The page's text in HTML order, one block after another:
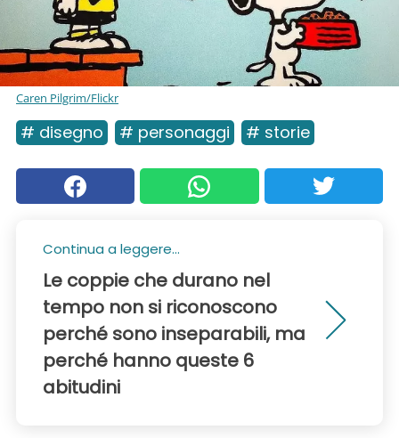
Caren Pilgrim/Flickr
# disegno # personaggi # storie
Continua a leggere...
Le coppie che durano nel
tempo non si riconoscono
perché sono inseparabili, ma
perché hanno queste 6
abitudini